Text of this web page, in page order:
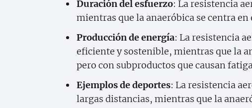
Duración del esfuerzo: La resistencia
mientras que la anaeróbica se centra
Producción de energía: La resistencia
eficiente y sostenible, mientras que la
pero con subproductos que causan
Ejemplos de deportes: La resistencia
largas distancias, mientras que la